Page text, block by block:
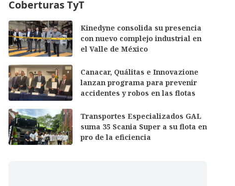
Coberturas TyT
Kinedyne consolida su presencia
con nuevo complejo industrial en
el Valle de México
Canacar, Quálitas e Innovazione
lanzan programa para prevenir
accidentes y robos en las flotas
Transportes Especializados GAL
suma 35 Scania Super a su flota en
pro de la eficiencia